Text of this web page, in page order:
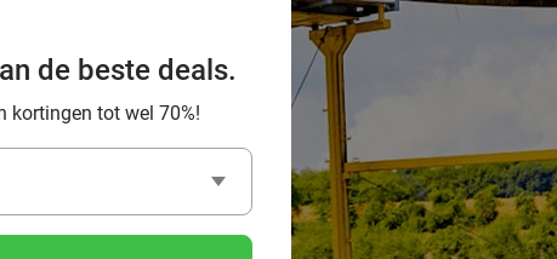
en
de beste deals.
kortingen tot wel 70%!